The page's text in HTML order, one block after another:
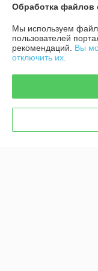
О нас
Контакты
Обработка файлов
Мы используем
пользователей
рекомендаций. Вы
отключить их.